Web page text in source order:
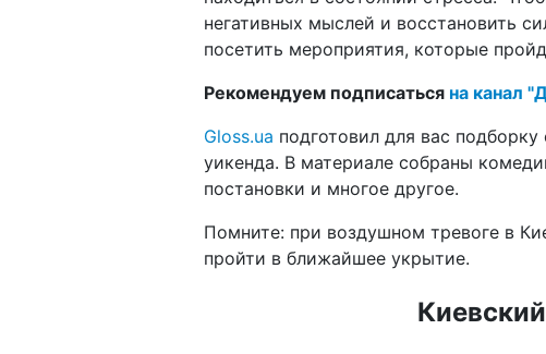
негативных мыслей и восстановить
посетить мероприятия, которые
Рекомендуем подписаться на канал
Gloss.ua подготовил для вас
уикенда. В материале собраны
постановки и многое другое.
Помните: при воздушном тревоге в
пройти в ближайшее укрытие.